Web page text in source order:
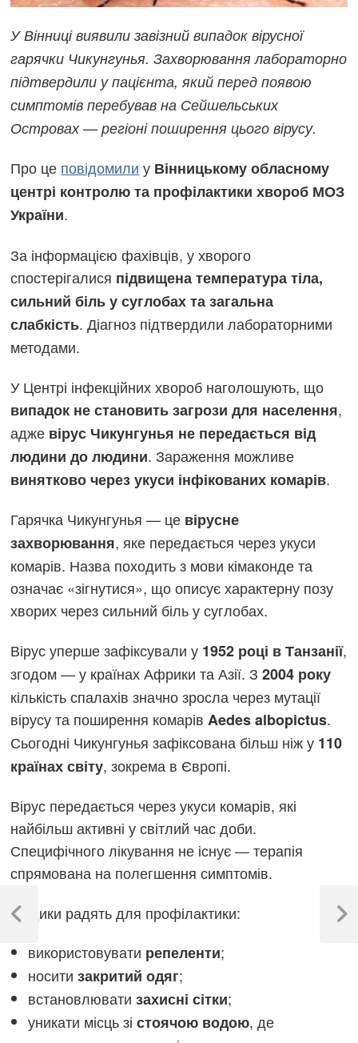
У Вінниці виявили завізний випадок вірусної
гарячки Чикунгунья. Захворювання лабораторно
підтвердили у пацієнта, який перед появою
симптомів перебував на Сейшельських
Островах — регіоні поширення цього вірусу.
Про це повідомили у Вінницькому обласному
центрі контролю та профілактики хвороб МОЗ
України.
За інформацією фахівців, у хворого
спостерігалися підвищена температура тіла,
сильний біль у суглобах та загальна
слабкість. Діагноз підтвердили лабораторними
методами.
У Центрі інфекційних хвороб наголошують, що
випадок не становить загрози для населення,
адже вірус Чикунгунья не передається від
людини до людини. Зараження можливе
винятково через укуси інфікованих комарів.
Гарячка Чикунгунья — це вірусне
захворювання, яке передається через укуси
комарів. Назва походить з мови кімаконде та
означає «зігнутися», що описує характерну позу
хворих через сильний біль у суглобах.
Вірус уперше зафіксували у 1952 році в Танзанії,
згодом — у країнах Африки та Азії. З2004 року
кількість спалахів значно зросла через мутації
вірусу та поширення комарів Aedes albopictus.
Сьогодні Чикунгунья зафіксована більш ніж у 110
країнах світу, зокрема в Європі.
Вірус передається через укуси комарів, які
найбільш активні у світлий час доби.
Специфічного лікування не існує — терапія
спрямована на полегшення симптомів.
Медики радять для профілактики:
використовувати репеленти;
носитизакритий одяг;
встановлюватизахисні сітки;
уникати місць зістоячою водою, де
записів
Previous
Next